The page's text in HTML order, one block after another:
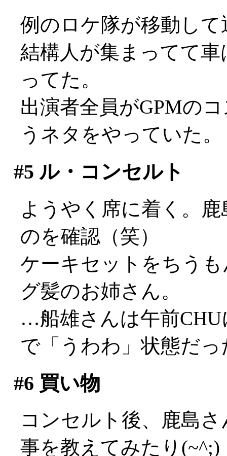
例のロケ隊が移動して
結構人が集まってて
ってた。
出演者全員がGPMの
うネタをやっていた。
#5 ル・コンセルト
ようやく席に着く。
のを確認（笑）
ケーキセットをちう
グ髪のお姉さん。
…船雄さんは午前
で「うわわ」状態だ
#6 買い物
コンセルト後、鹿島
事を教えてみたり(~^;)